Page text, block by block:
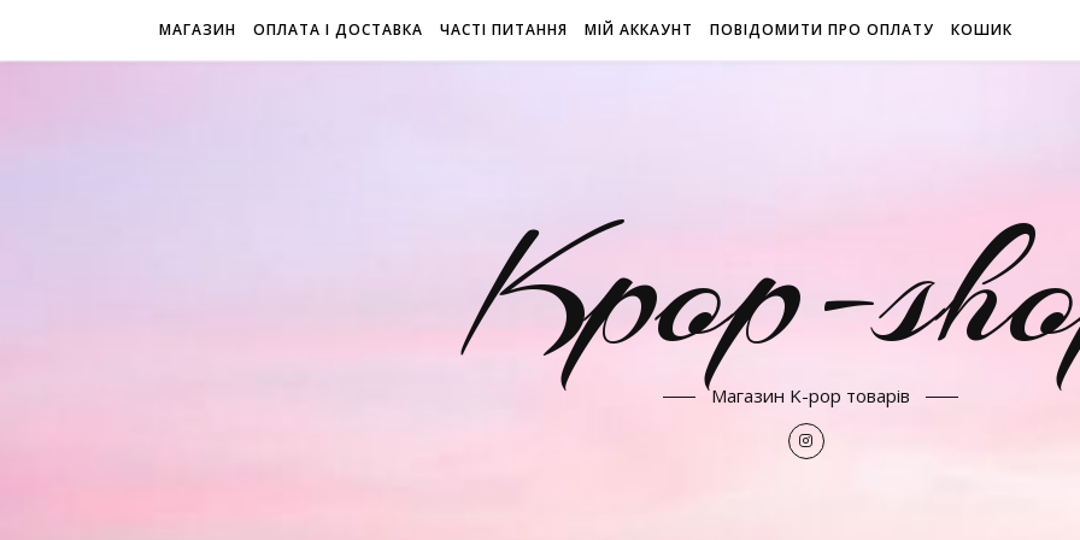
МАГАЗИН ОПЛАТА І ДОСТАВКА ЧАСТІ ПИТАННЯ МІЙ АККАУНТ ПОВІДОМИТИ ПРО ОПЛАТУ КОШИК
Kpop-
Магазин K-pop товарів